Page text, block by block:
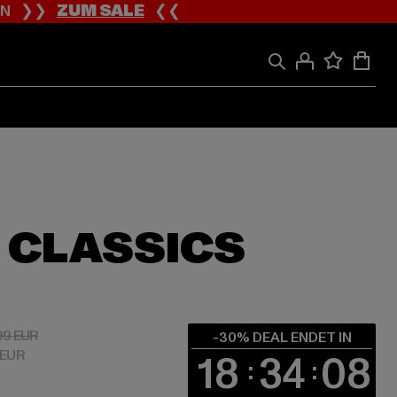
❯❯ZUM SALE❮❮
EUR
EURAktionspreis: 9,99 EUR
-30% DEAL ENDET IN
18 34 07